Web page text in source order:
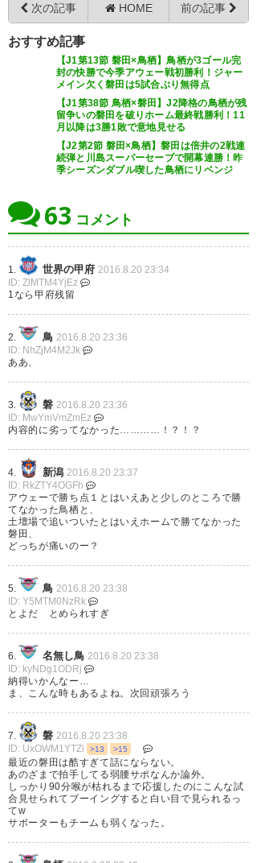
追いついただけでも嬉しい
#jubilo
— マクフライ (_george_mcfly)
2016, 8月 20
ば… #sagantosu
— メギラ(株) (megira_kabu)
2016, 8月 20
ドローでよし、としなきゃなら
んね。 チャンスの数と同じだけ
ピンチもあったわけで。 まぁ、
ジェイさんが最後まで動けたの
と、カミンスキーありがとう！
でございます。 #jubilo
https://t.co/yT1LbmsaYM
— N6 (N6Jubi)
分けで御の字かなぁ でもあと
少しで勝ち点3だったと思うと悔
しいね #sagantosu
— hj (HjAkeru)2016, 8月 20
磐田強かった。負けに近い引き
分け。現地組の声援はしっかり
う。 本当にナイスプレーだっ
た！ それだけの前半のミスの失
点が痛い。 内容的には全く劣っ
てなかった。 さぁ、次は本当に
勝たねばならない福岡戦。 現地
行って応援するぞ！！ #jubilo
— ＪＵＮ (jun_jubilo)2016, 8月
勝っとけば2nd優勝見えてきた
のにな #sagantosu
— NOIREST17 (ruipanko_st17)
2016, 8月 20
#jubilo #jubilo2016 最後、盛り
上がった〜
https://t.co/BJPQpmthbl
— a2z (jubilo22)2016, 8月 20
#jubilo 最後まで勝点3狙うモリ
シ良いねー
https://t.co/vppbw0MR87
— a2z (jubilo22)2016, 8月 20
ドロー 最後のＰＫの判定はゴー
ル裏からはよく見えなかったの
でなんとも言えないが、それま
でに追加点を奪えなかったのが
次の記事 HOME 前の記事
おすすめ記事
【J1第13節 磐田×鳥栖】鳥栖が3ゴール完
封の快勝で今季アウェー戦初勝利！ジャー
メイン欠く磐田は5試合ぶり無得点
【J1第38節 鳥栖×磐田】J2降格の鳥栖が残
留争いの磐田を破りホーム最終戦勝利！11
月以降は3勝1敗で意地見せる
【J2第2節 磐田×鳥栖】磐田は倍井の2戦連
続弾と川島スーパーセーブで開幕連勝！昨
季シーズンダブル喫した鳥栖にリベンジ
63 コメント
1. 世界の甲府 2016.8.20 23:34
ID: ZlMTM4YjEz
1なら甲府残留
2. 鳥 2016.8.20 23:36
ID: NhZjM4M2Jk
ああ、
3. 磐 2016.8.20 23:36
ID: MwYmVmZmEz
内容的に劣ってなかった…………！？！？
4. 新潟 2016.8.20 23:37
ID: RkZTY4OGFh
アウェーで勝ち点１とはいえあと少しのところで勝
てなかった鳥栖と、
土壇場で追いついたとはいえホームで勝てなかった
磐田、
どっちが痛いのー？
5. 鳥 2016.8.20 23:38
ID: Y5MTM0NzRk
とよだ とめられすぎ
6. 名無し鳥 2016.8.20 23:38
ID: kyNDg1ODRj
納得いかんなー…
ま、こんな時もあるよね。次回頑張ろう
7. 磐 2016.8.20 23:38
ID: UxOWM1YTZi
>13 >15
最近の磐田は酷すぎて話にならない。
あのざまで拍手してる弱腰サポなんか論外。
しっかり90分喉が枯れるまで応援したのにこんな試
合見せられてブーイングすると白い目で見られるっ
てw
サポーターもチームも弱くなった。